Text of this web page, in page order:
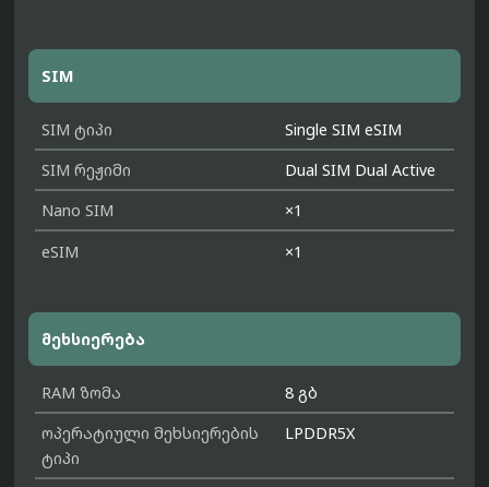
SIM
SIM ტიპი
Single SIM eSIM
SIM რეჟიმი
Dual SIM Dual Active
Nano SIM
×1
eSIM
×1
მეხსიერება
RAM ზომა
8 გბ
ოპერატიული მეხსიერების
ტიპი
LPDDR5X